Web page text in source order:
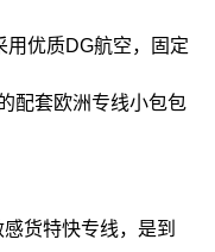
用优质DG航空，固定
配套欧洲专线小包包
货特快专线，是到